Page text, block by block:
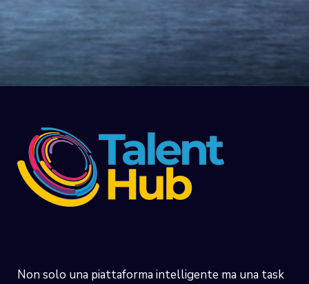
Non solo una piattaforma intelligente ma una task